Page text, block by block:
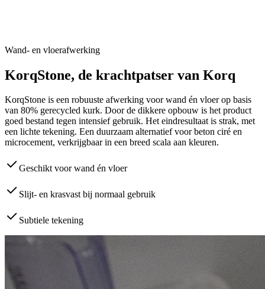
Wand- en vloerafwerking
KorqStone, de krachtpatser van Korq
KorqStone is een robuuste afwerking voor wand én vloer op basis
van 80% gerecycled kurk. Door de dikkere opbouw is het product
goed bestand tegen intensief gebruik. Het eindresultaat is strak, met
een lichte tekening. Een duurzaam alternatief voor beton ciré en
microcement, verkrijgbaar in een breed scala aan kleuren.
Geschikt voor wand én vloer
Slijt- en krasvast bij normaal gebruik
Subtiele tekening